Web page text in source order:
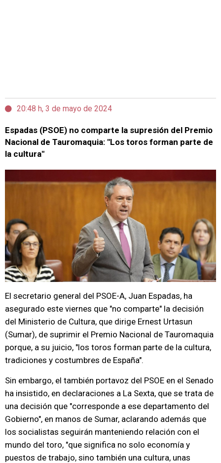
20:48 h, 3 de mayo de 2024
Espadas (PSOE) no comparte la supresión del Premio
Nacional de Tauromaquia: "Los toros forman parte de
la cultura"
El secretario general del PSOE-A, Juan Espadas, ha
asegurado este viernes que "no comparte" la decisión
del Ministerio de Cultura, que dirige Ernest Urtasun
(Sumar), de suprimir el Premio Nacional de Tauromaquia
porque, a su juicio, "los toros forman parte de la cultura,
tradiciones y costumbres de España".
Sin embargo, el también portavoz del PSOE en el Senado
ha insistido, en declaraciones a La Sexta, que se trata de
una decisión que "corresponde a ese departamento del
Gobierno", en manos de Sumar, aclarando además que
los socialistas seguirán manteniendo relación con el
mundo del toro, "que significa no solo economía y
puestos de trabajo, sino también una cultura, unas